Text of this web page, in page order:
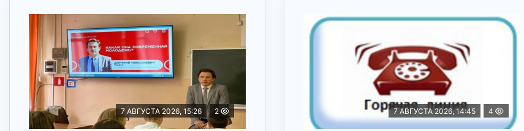
7 АВГУСТА 2026, 15:26 2 7 АВГУСТА 2026, 14:45 4